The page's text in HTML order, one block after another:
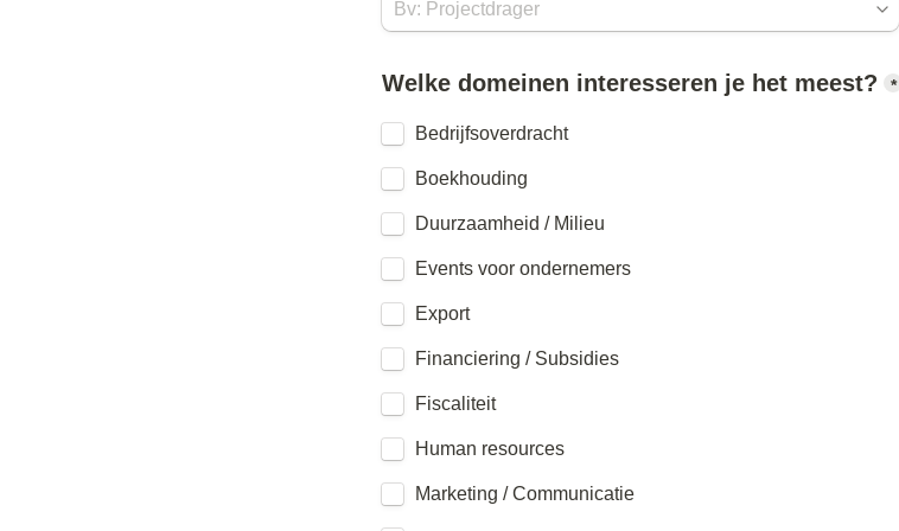
Welke domeinen interesseren je het meest? *
Bedrijfsoverdracht
Boekhouding
Duurzaamheid / Milieu
Events voor ondernemers
Export
Financiering / Subsidies
Fiscaliteit
Human resources
Marketing / Communicatie